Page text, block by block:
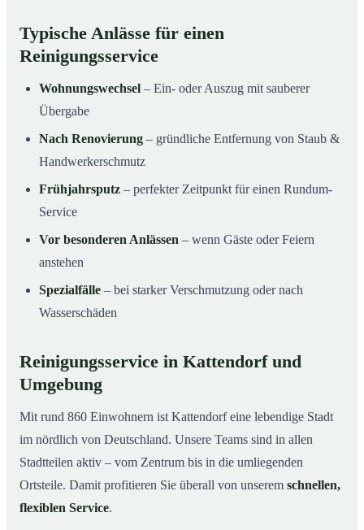
Typische Anlässe für einen
Reinigungsservice
Wohnungswechsel – Ein- oder Auszug mit sauberer
Übergabe
Nach Renovierung – gründliche Entfernung von Staub &
Handwerkerschmutz
Frühjahrsputz – perfekter Zeitpunkt für einen Rundum-
Service
Vor besonderen Anlässen – wenn Gäste oder Feiern
anstehen
Spezialfälle – bei starker Verschmutzung oder nach
Wasserschäden
Reinigungsservice in Kattendorf und
Umgebung
Mit rund 860 Einwohnern ist Kattendorf eine lebendige Stadt
im nördlich von Deutschland. Unsere Teams sind in allen
Stadtteilen aktiv – vom Zentrum bis in die umliegenden
Ortsteile. Damit profitieren Sie überall von unserem schnellen,
flexiblen Service.